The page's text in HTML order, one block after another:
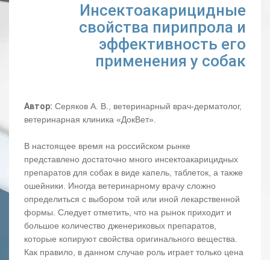
Инсектоакарицидные
свойства пирипрола и
эффективность его
применения у собак
Автор: Серяков А. В., ветеринарный врач-дерматолог,
ветеринарная клиника «ДокВет».
В настоящее время на российском рынке
представлено достаточно много инсектоакарицидных
препаратов для собак в виде капель, таблеток, а также
ошейники. Иногда ветеринарному врачу сложно
определиться с выбором той или иной лекарственной
формы. Следует отметить, что на рынок приходит и
большое количество дженериковых препаратов,
которые копируют свойства оригинального вещества.
Как правило, в данном случае роль играет только цена